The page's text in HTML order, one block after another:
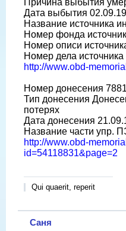
Причина выбытия
Дата выбытия
Название источника
Номер фонда
Номер описи
Номер дела
http://www.obd-
Номер донесения
Тип донесения
потерях
Дата донесения
Название части упр.
http://www.obd-
id=54118831&page=2
Qui quaerit, reperit
Саня